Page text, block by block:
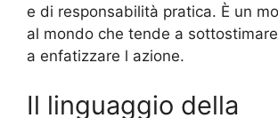
e di responsabilità pratica. È un
al mondo che tende a
a enfatizzare l azione.
Il linguaggio della